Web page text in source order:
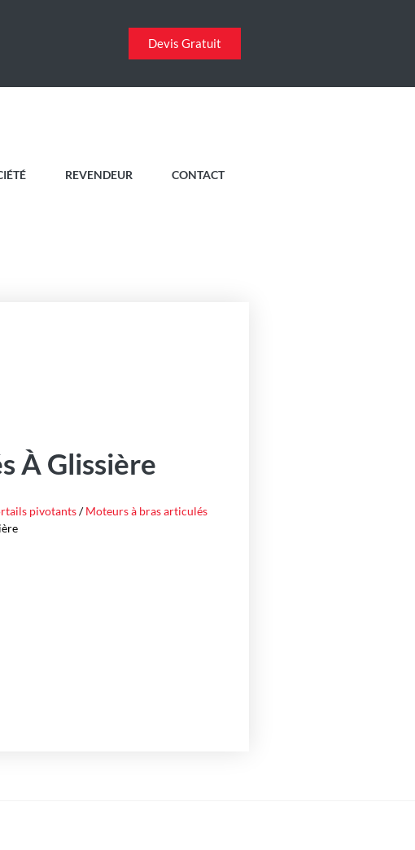
Devis Gratuit
REVENDEUR CONTACT
À Glissière
pivotants/Moteurs à bras articulés